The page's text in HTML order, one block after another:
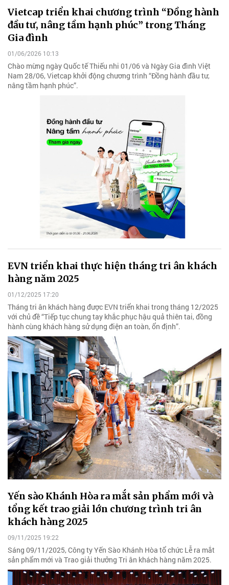
Vietcap triển khai chương trình “Đồng hành
đầu tư, nâng tầm hạnh phúc” trong Tháng
Gia đình
01/06/2026 10:13
Chào mừng ngày Quốc tế Thiếu nhi 01/06 và Ngày Gia đình Việt
Nam 28/06, Vietcap khởi động chương trình “Đồng hành đầu tư,
nâng tầm hạnh phúc”.
EVN triển khai thực hiện tháng tri ân khách
hàng năm 2025
01/12/2025 17:20
Tháng tri ân khách hàng được EVN triển khai trong tháng 12/2025
với chủ đề “Tiếp tục chung tay khắc phục hậu quả thiên tai, đồng
hành cùng khách hàng sử dụng điện an toàn, ổn định”.
Yến sào Khánh Hòa ra mắt sản phẩm mới và
tổng kết trao giải lớn chương trình tri ân
khách hàng 2025
09/11/2025 19:22
Sáng 09/11/2025, Công ty Yến Sào Khánh Hòa tổ chức Lễ ra mắt
sản phẩm mới và Trao giải thưởng Tri ân khách hàng năm 2025.